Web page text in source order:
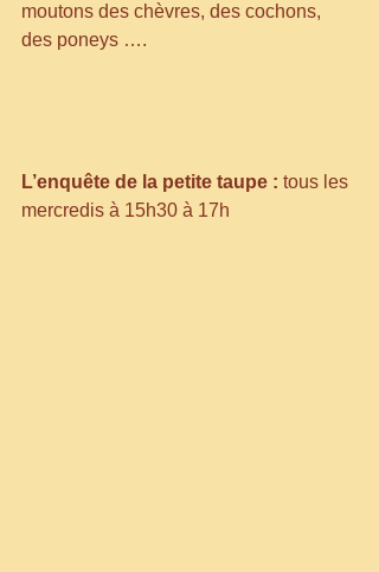
moutons des chèvres, des cochons,
des poneys ….
L’enquête de la petite taupe : tous les
mercredis à 15h30 à 17h